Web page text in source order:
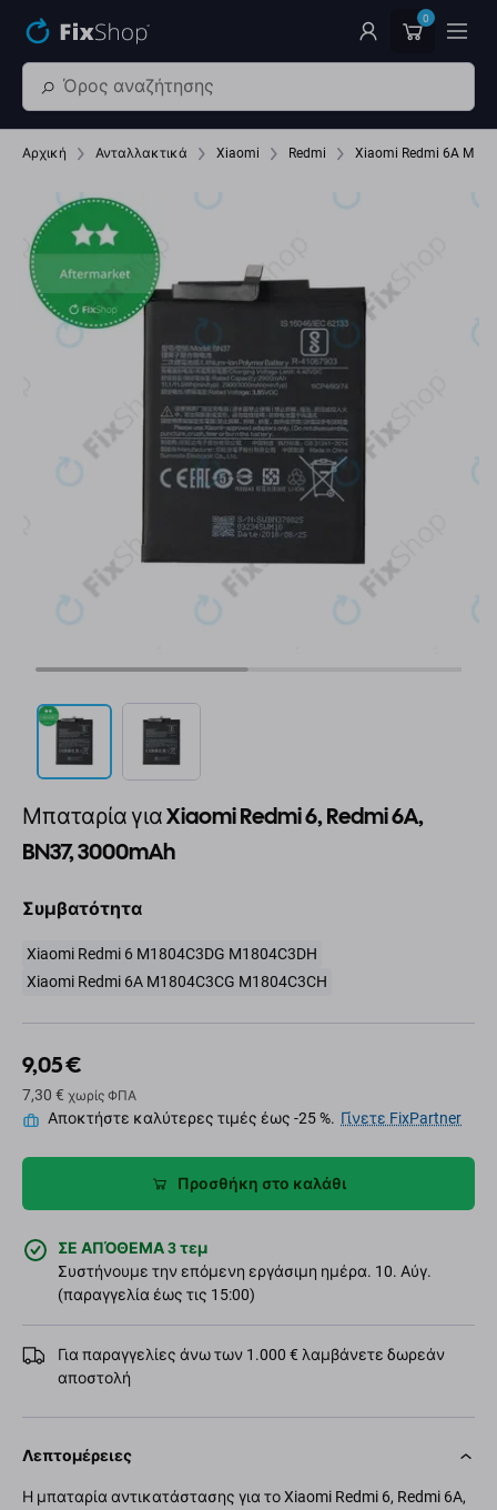
0
Αρχική Ανταλλακτικά Xiaomi Redmi Xiaomi Redmi 6A
Μπαταρία για Xiaomi Redmi 6, Redmi 6A,
BN37, 3000mAh
Συμβατότητα
Xiaomi Redmi 6 M1804C3DG M1804C3DH
Xiaomi Redmi 6A M1804C3CG M1804C3CH
9,05 €
7,30 € χωρίς ΦΠΑ
Αποκτήστε καλύτερες τιμές έως -25 %. Γίνετε FixPartner
Προσθήκη στο καλάθι
ΣΕ ΑΠΌΘΕΜΑ 3 τεμ
Συστήνουμε την επόμενη εργάσιμη ημέρα. 10. Αύγ.
(παραγγελία έως τις 15:00)
Για παραγγελίες άνω των 1.000 € λαμβάνετε δωρεάν
αποστολή
Λεπτομέρειες
Η μπαταρία αντικατάστασης για το Xiaomi Redmi 6, Redmi 6A,